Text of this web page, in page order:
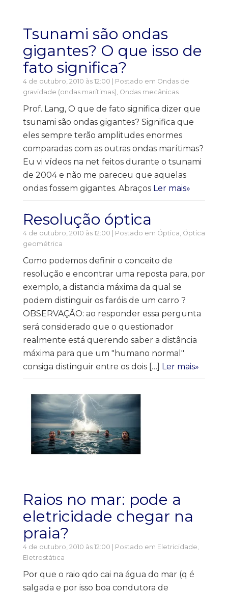
Tsunami são ondas
gigantes? O que isso de
fato significa?
4 de outubro, 2010 às 12:00 | Postado em Ondas de
gravidade (ondas marítimas) Ondas mecânicas
Prof. Lang, O que de fato significa dizer que
tsunami são ondas gigantes? Significa que
eles sempre terão amplitudes enormes
comparadas com as outras ondas marítimas?
Eu vi vídeos na net feitos durante o tsunami
de 2004 e não me pareceu que aquelas
ondas fossem gigantes. Abraços Ler mais»
Resolução óptica
4 de outubro, 2010 às 12:00 | Postado em Óptica Óptica
geométrica
Como podemos definir o conceito de
resolução e encontrar uma reposta para, por
exemplo, a distancia máxima da qual se
podem distinguir os faróis de um carro ?
OBSERVAÇÃO: ao responder essa pergunta
será considerado que o questionador
realmente está querendo saber a distância
máxima para que um "humano normal"
consiga distinguir entre os dois […] Ler mais»
Raios no mar: pode a
eletricidade chegar na
praia?
4 de outubro, 2010 às 12:00 | Postado em Eletricidade
Eletrostática
Por que o raio qdo cai na água do mar (q é
salgada e por isso boa condutora de